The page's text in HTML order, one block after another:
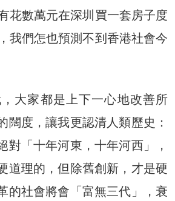
花數萬元在深圳買一套房子度
我們怎也預測不到香港社會今
大家都是上下一心地改善所
闊度，讓我更認清人類歷史：
對「十年河東，十年河西」，
道理的，但除舊創新，才是硬
的社會將會「富無三代」，衰